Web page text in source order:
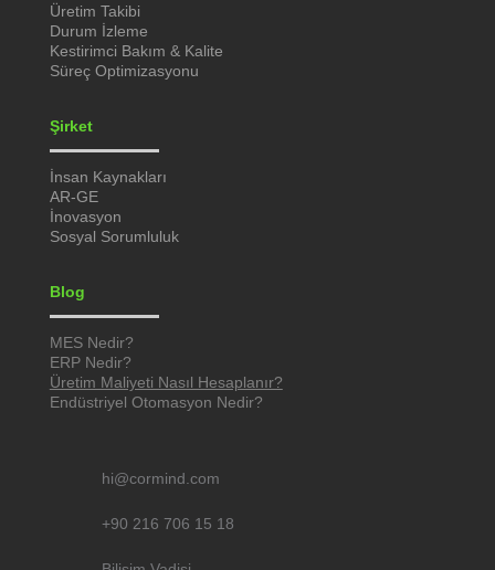
Üretim Takibi
Durum İzleme
Kestirimci Bakım & Kalite
Süreç Optimizasyonu
Şirket
İnsan Kaynakları
AR-GE
İnovasyon
Sosyal Sorumluluk
Blog
MES Nedir?
ERP Nedir?
Üretim Maliyeti Nasıl Hesaplanır?
Endüstriyel Otomasyon Nedir?
hi@cormind.com
+90 216 706 15 18